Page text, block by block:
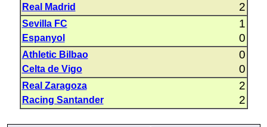
Real Madrid 2
Sevilla FC 1
Espanyol 0
Athletic Bilbao 0
Celta de Vigo 0
Real Zaragoza 2
Racing Santander 2